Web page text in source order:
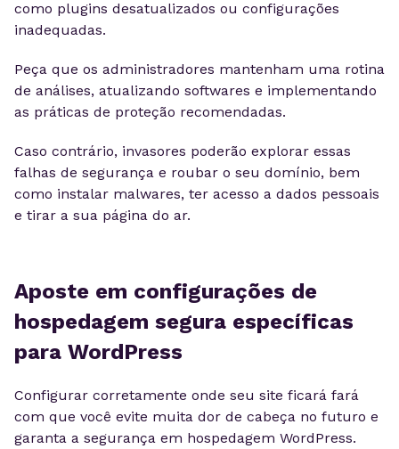
como plugins desatualizados ou configurações
inadequadas.
Peça que os administradores mantenham uma rotina
de análises, atualizando softwares e implementando
as práticas de proteção recomendadas.
Caso contrário, invasores poderão explorar essas
falhas de segurança e roubar o seu domínio, bem
como instalar malwares, ter acesso a dados pessoais
e tirar a sua página do ar.
Aposte em configurações de
hospedagem segura específicas
para WordPress
Configurar corretamente onde seu site ficará fará
com que você evite muita dor de cabeça no futuro e
garanta a segurança em hospedagem WordPress.